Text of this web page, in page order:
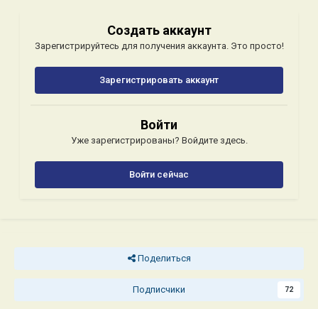
Создать аккаунт
Зарегистрируйтесь для получения аккаунта. Это просто!
Зарегистрировать аккаунт
Войти
Уже зарегистрированы? Войдите здесь.
Войти сейчас
Поделиться
Подписчики 72